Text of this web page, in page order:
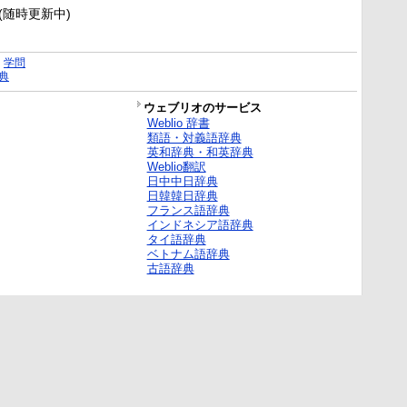
時更新中)
学問
ウェブリオのサービス
Weblio 辞書
類語・対義語辞典
英和辞典・和英辞典
Weblio翻訳
日中中日辞典
日韓韓日辞典
フランス語辞典
インドネシア語辞典
タイ語辞典
ベトナム語辞典
古語辞典